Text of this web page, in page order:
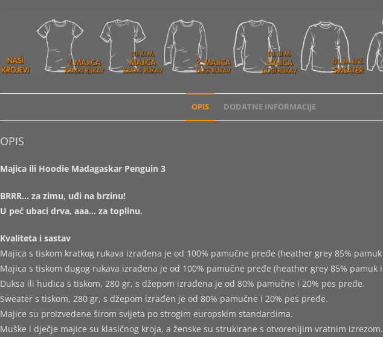
OPIS DODATNE INFORMACIJE
OPIS
Majica ili Hoodie Madagaskar Penguin 3
BRRR… za zimu, uđi na brzinu!
U peć ubaci drva, aaa… za toplinu.
Kvaliteta i sastav
Majica s tiskom kratkog rukava izrađena je od 100% pamučne pređe (heather grey 85% pamuk
Majica s tiskom dugog rukava izrađena je od 100% pamučne pređe (heather grey 85% pamuk i
Duksa ili hudica s tiskom, 280 gr, s džepom izrađena je od 80% pamučne i 20% pes pređe.
Sweater s tiskom, 280 gr, s džepom izrađen je od 80% pamučne i 20% pes pređe.
Majice su proizvedene širom svijeta po strogim europskim standardima.
Muške i dječje majice su klasičnog kroja, a ženske su strukirane s otvorenijim vratnim izrezom.